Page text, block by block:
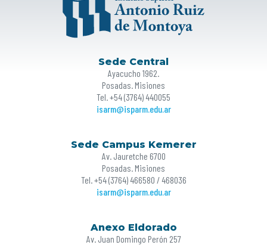
Sede Central
Ayacucho 1962.
Posadas. Misiones
Tel. +54 (3764) 440055
isarm@isparm.edu.ar
Sede Campus Kemerer
Av. Jauretche 6700
Posadas. Misiones
Tel. +54 (3764) 466580 / 468036
isarm@isparm.edu.ar
Anexo Eldorado
Av. Juan Domingo Perón 257